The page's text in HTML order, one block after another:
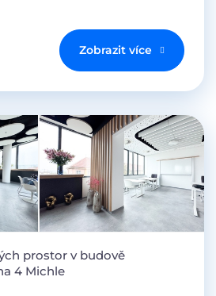
Zobrazit více
prostor v budově
4 Michle